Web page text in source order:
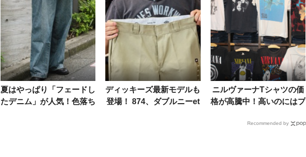
夏はやっぱり「フェードし
たデニム」が人気！色落ち
ディッキーズ最新モデルも
登場！ 874、ダブルニーet
ニルヴァーナTシャツの価
格が高騰中！高いのにはプ
Recommended by